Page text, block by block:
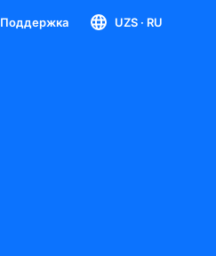
Поддержка UZS · RU